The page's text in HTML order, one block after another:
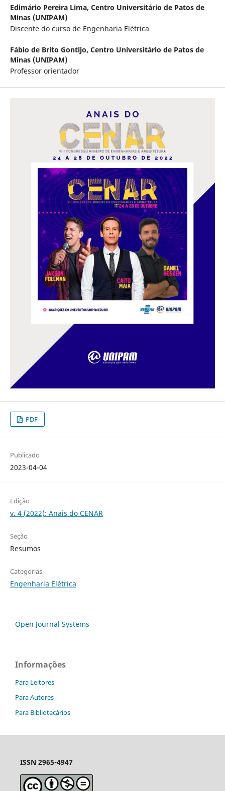
Edimário Pereira Lima, Centro Universitário de Patos de
Minas (UNIPAM)
Discente do curso de Engenharia Elétrica
Fábio de Brito Gontijo, Centro Universitário de Patos de
Minas (UNIPAM)
Professor orientador
PDF
Publicado
2023-04-04
Edição
v. 4 (2022): Anais do CENAR
Seção
Resumos
Categorias
Engenharia Elétrica
Open Journal Systems
Informações
Para Leitores
Para Autores
Para Bibliotecários
ISSN 2965-4947